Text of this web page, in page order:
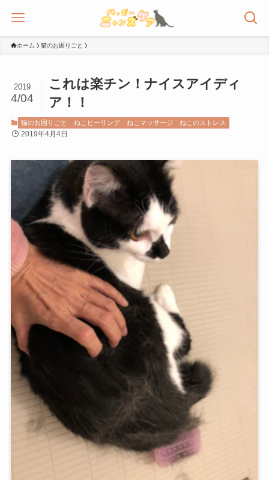
ホーム 猫のお困りごと
これは楽チン！ナイスアイディ
ア！！
2019
4/04
猫のお困りごと ねこヒーリング ねこマッサージ ねこのストレス
2019年4月4日